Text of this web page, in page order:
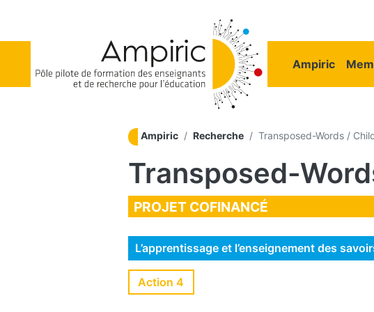
Ampiric
Ampiric Recherche Transposed-Words /
Transposed-
PROJET COFINANCÉ
L’apprentissage et l’enseignement des
Action 4